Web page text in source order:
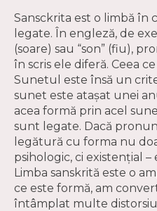
Sansckrita est o limbă în
legate. În engleză, de
(soare) sau “son” (fiu),
în scris ele diferă. Ceea
Sunetul este însă un
sunet este atașat unei
acea formă prin acel
sunt legate. Dacă
legătură cu forma nu
psihologic, ci existenţial
Limba sanskrită este o
ce este formă, am
întâmplat multe